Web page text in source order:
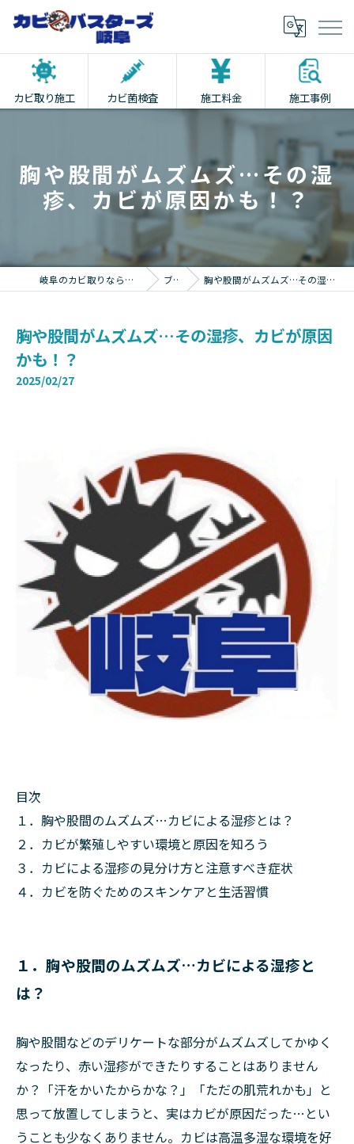
カビ取り施工 カビ菌検査 施工料金 施工事例
胸や股間がムズムズ…その湿
疹、カビが原因かも！？
岐阜のカビ取りならカビバスターズ岐阜 ブログ 胸や股間がムズムズ…その湿疹、カビが原因かも！？
胸や股間がムズムズ…その湿疹、カビが原因
かも！？
2025/02/27
目次
１．胸や股間のムズムズ…カビによる湿疹とは？
２．カビが繁殖しやすい環境と原因を知ろう
３．カビによる湿疹の見分け方と注意すべき症状
４．カビを防ぐためのスキンケアと生活習慣
１．胸や股間のムズムズ…カビによる湿疹と
は？
胸や股間などのデリケートな部分がムズムズしてかゆく
なったり、赤い湿疹ができたりすることはありません
か？「汗をかいたからかな？」「ただの肌荒れかも」と
思って放置してしまうと、実はカビが原因だった…とい
うことも少なくありません。カビは高温多湿な環境を好